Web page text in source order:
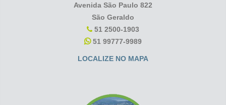
Avenida São Paulo 822
São Geraldo
51 2500-1903
51 99777-9989
LOCALIZE NO MAPA